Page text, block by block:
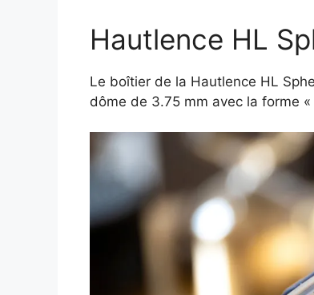
Hautlence HL
Le boîtier de la Hautlence HL
dôme de 3.75 mm avec la forme «